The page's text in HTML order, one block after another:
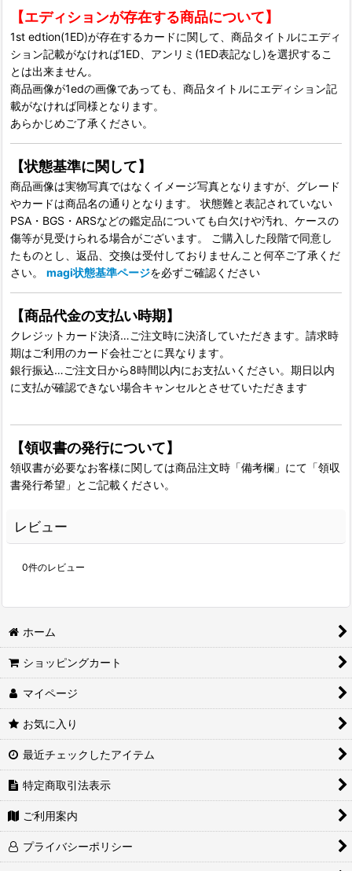
【エディションが存在する商品について】
1st edtion(1ED)が存在するカードに関して、商品タイトルにエディ
ション記載がなければ1ED、アンリミ(1ED表記なし)を選択するこ
とは出来ません。
商品画像が1edの画像であっても、商品タイトルにエディション記
載がなければ同様となります。
あらかじめご了承ください。
【状態基準に関して】
商品画像は実物写真ではなくイメージ写真となりますが、グレード
やカードは商品名の通りとなります。 状態難と表記されていない
PSA・BGS・ARSなどの鑑定品についても白欠けや汚れ、ケースの
傷等が見受けられる場合がございます。 ご購入した段階で同意し
たものとし、返品、交換は受付しておりませんこと何卒ご了承くだ
さい。 magi状態基準ページを必ずご確認ください
【商品代金の支払い時期】
クレジットカード決済…ご注文時に決済していただきます。請求時
期はご利用のカード会社ごとに異なります。
銀行振込…ご注文日から8時間以内にお支払いください。期日以内
に支払が確認できない場合キャンセルとさせていただきます
【領収書の発行について】
領収書が必要なお客様に関しては商品注文時「備考欄」にて「領収
書発行希望」とご記載ください。
レビュー
0件のレビュー
ホーム
ショッピングカート
マイページ
お気に入り
最近チェックしたアイテム
特定商取引法表示
ご利用案内
プライバシーポリシー